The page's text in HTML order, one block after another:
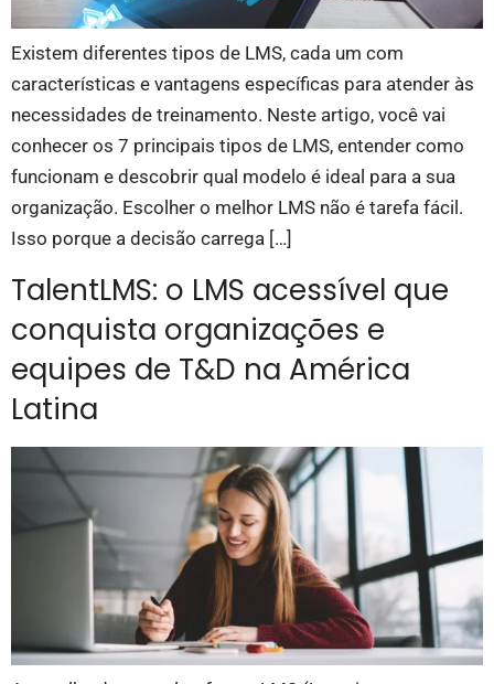
Existem diferentes tipos de LMS, cada um com
características e vantagens específicas para atender às
necessidades de treinamento. Neste artigo, você vai
conhecer os 7 principais tipos de LMS, entender como
funcionam e descobrir qual modelo é ideal para a sua
organização. Escolher o melhor LMS não é tarefa fácil.
Isso porque a decisão carrega […]
TalentLMS: o LMS acessível que
conquista organizações e
equipes de T&D na América
Latina